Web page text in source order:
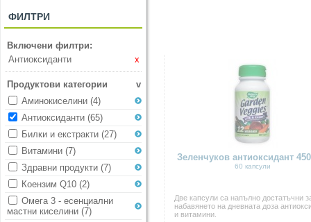
ФИЛТРИ
Включени филтри:
x
Антиоксиданти
Продуктови категории
v
Аминокиселини (4)
Антиоксиданти (65)
Билки и екстракти (27)
Витамини (7)
Здравни продукти (7)
Коензим Q10 (2)
Омега 3 - есенциални
мастни киселини (7)
Зеленчуков антиоксидант
60 капсули
Две капсули са напълно достатъчни
набавянето на дневната доза
и витамини.